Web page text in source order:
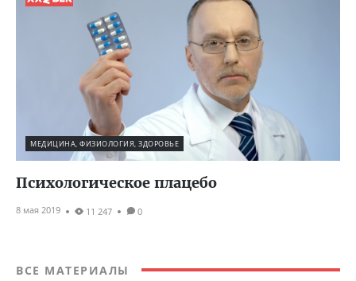
МЕДИЦИНА, ФИЗИОЛОГИЯ, ЗДОРОВЬЕ
Психологическое плацебо
8 мая 2019 11 247 0
ВСЕ МАТЕРИАЛЫ